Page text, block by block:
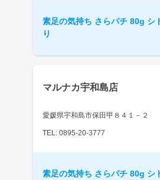
素足の気持ち さらパチ 80g シ
り
マルナカ宇和島店
愛媛県宇和島市保田甲８４１－２
TEL: 0895-20-3777
素足の気持ち さらパチ 80g シ